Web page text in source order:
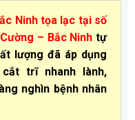
Ninh tọa lạc tại số
– Bắc Ninh tự
lượng đã áp dụng
trĩ nhanh lành,
nghìn bệnh nhân